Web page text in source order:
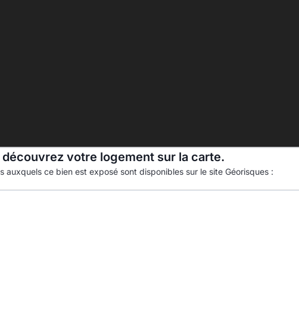
votre logement sur la carte.
auxquels ce bien est exposé sont disponibles sur le site Géorisques :